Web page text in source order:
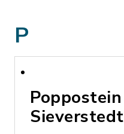
P
Poppostein
Sieverstedt